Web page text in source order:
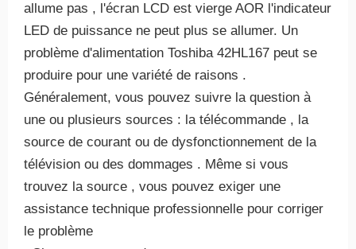
allume pas , l'écran LCD est vierge AOR l'indicateur
LED de puissance ne peut plus se allumer. Un
problème d'alimentation Toshiba 42HL167 peut se
produire pour une variété de raisons .
Généralement, vous pouvez suivre la question à
une ou plusieurs sources : la télécommande , la
source de courant ou de dysfonctionnement de la
télévision ou des dommages . Même si vous
trouvez la source , vous pouvez exiger une
assistance technique professionnelle pour corriger
le problème